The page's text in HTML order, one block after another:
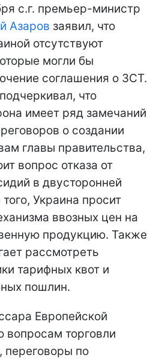
с.г. премьер-министр
Азаров заявил, что
отсутствуют
могли бы
соглашения о ЗСТ.
подчеркивал, что
имеет ряд замечаний
о создании
главы правительства,
вопрос отказа от
в двусторонней
Украина просит
ввозных цен на
продукцию. Также
рассмотреть
тарифных квот и
пошлин.
Европейской
вопросам торговли
переговоры по